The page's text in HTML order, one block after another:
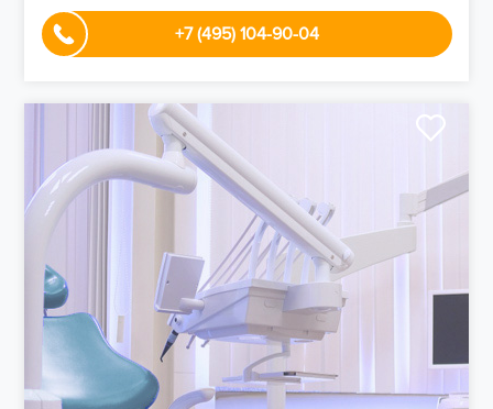
+7 (495) 104-90-04